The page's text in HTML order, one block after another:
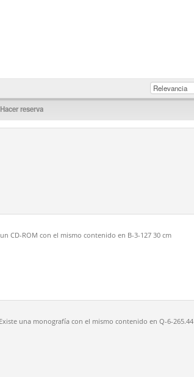
CD-ROM con el mismo contenido en B-3-127 30 cm
una monografía con el mismo contenido en Q-6-265.44